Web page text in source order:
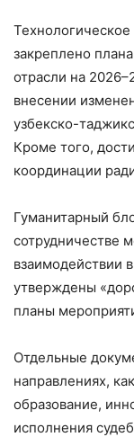
закреплено
отрасли на
внесении
узбекско-
Кроме того,
координации
Гуманитарный
сотрудничестве
взаимодействии
утверждены
планы
Отдельные
направлениях,
образование,
исполнения